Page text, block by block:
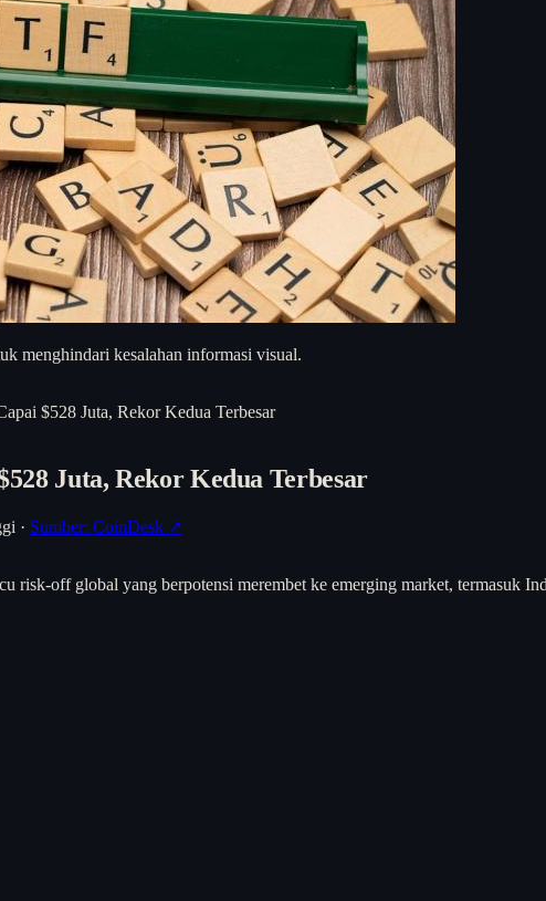
menghindari kesalahan informasi visual.
$528 Juta, Rekor Kedua Terbesar
Juta, Rekor Kedua Terbesar
· Sumber: CoinDesk ↗
risk-off global yang berpotensi merembet ke emerging market, termasuk